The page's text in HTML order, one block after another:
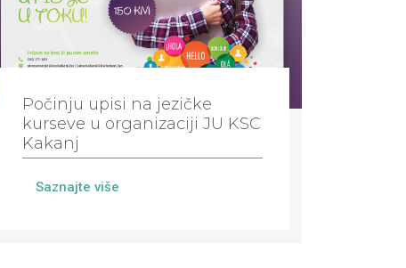
Počinju upisi na jezičke
kurseve u organizaciji JU KSC
Kakanj
Saznajte više